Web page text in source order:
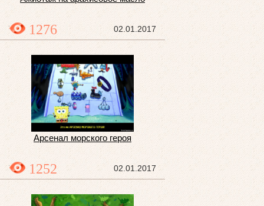
02.01.2017
1276
Арсенал морского героя
02.01.2017
1252